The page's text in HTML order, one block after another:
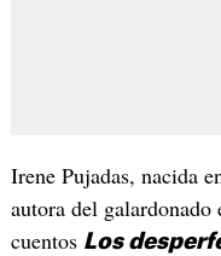
Irene Pujadas, nacida
autora del
cuentos Los